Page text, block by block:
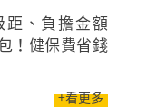
距、負擔金額
！健保費省錢
+看更多